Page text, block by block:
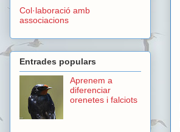
Col·laboració amb
associacions
Entrades populars
Aprenem a
diferenciar
orenetes i falciots